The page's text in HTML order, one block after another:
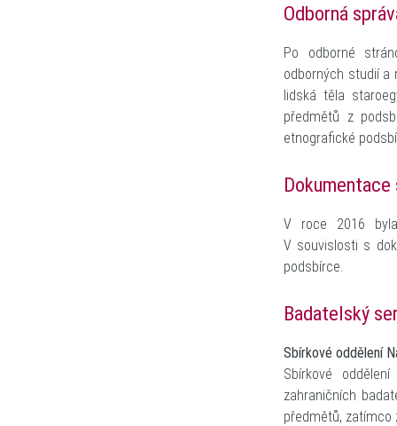
Odborná
Po odborné
odborných studií a
lidská těla
předmětů z
etnografické
V roce 2016 byla
V souvislosti s
podsbírce.
Badatelský
Sbírkové oddělení
Sbírkové
zahraničních
předmětů, zatímco